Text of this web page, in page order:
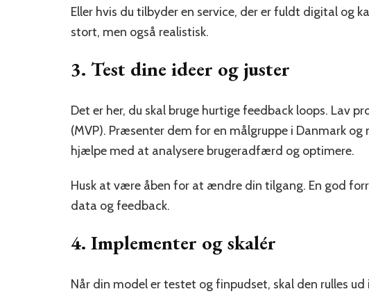
Eller hvis du tilbyder en service, der er fuldt digital og
stort, men også realistisk.
3. Test dine ideer og juster
Det er her, du skal bruge hurtige feedback loops. Lav
(MVP). Præsenter dem for en målgruppe i Danmark
hjælpe med at analysere brugeradfærd og optimere.
Husk at være åben for at ændre din tilgang. En god
data og feedback.
4. Implementer og skalér
Når din model er testet og finpudset, skal den rulles